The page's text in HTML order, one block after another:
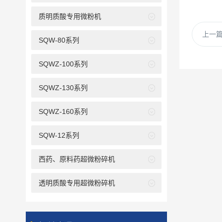
上一
质明质酸专用微粉机
SQW-80系列
SQWZ-100系列
SQWZ-130系列
SQWZ-160系列
SQW-12系列
西药、原料药超微粉碎机
透明质酸专用超微粉碎机